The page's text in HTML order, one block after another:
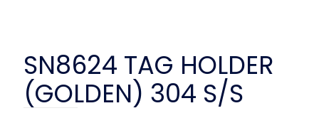
SN8624 TAG HOLDER
(GOLDEN) 304 S/S